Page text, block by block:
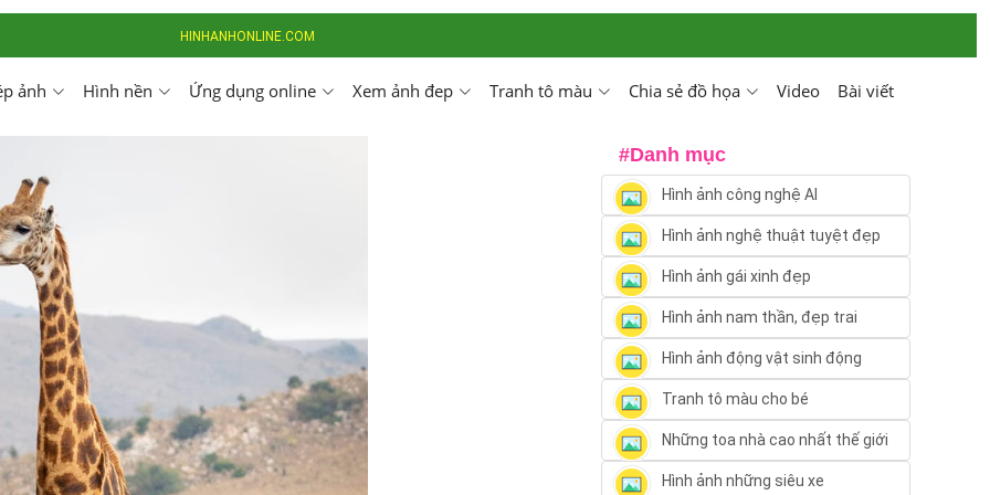
HINHANHONLINE.COM
ảnh Hình nền Ứng dụng online Xem ảnh đep Tranh tô màu Chia sẻ đồ họa Video Bài viết
#Danh mục
Hình ảnh công nghệ AI
Hình ảnh nghệ thuật tuyệt đẹp
Hình ảnh gái xinh đẹp
Hình ảnh nam thần, đẹp trai
Hình ảnh động vật sinh động
Tranh tô màu cho bé
Những toa nhà cao nhất thế giới
Hình ảnh những siêu xe